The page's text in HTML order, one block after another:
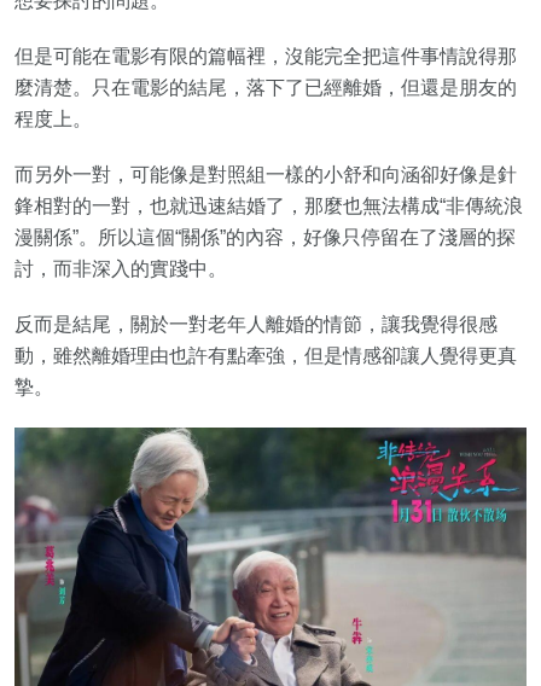
但是可能在電影有限的篇幅裡，沒能完全把這件事情說得那
麼清楚。只在電影的結尾，落下了已經離婚，但還是朋友的
程度上。
而另外一對，可能像是對照組一樣的小舒和向涵卻好像是針
鋒相對的一對，也就迅速結婚了，那麼也無法構成“非傳統浪
漫關係”。所以這個“關係”的內容，好像只停留在了淺層的探
討，而非深入的實踐中。
反而是結尾，關於一對老年人離婚的情節，讓我覺得很感
動，雖然離婚理由也許有點牽強，但是情感卻讓人覺得更真
摯。